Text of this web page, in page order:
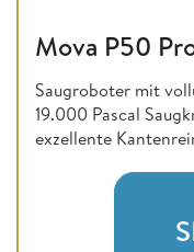
Mova P50
Saugroboter mit
19.000 Pascal
exzellente